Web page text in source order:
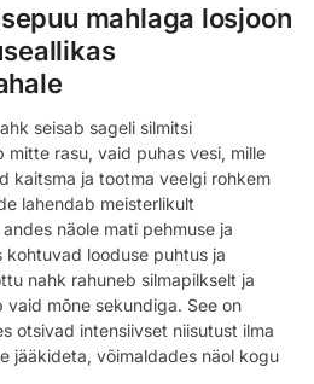
mahlaga losjoon
seisab sageli silmitsi
mitte rasu, vaid puhas vesi, mille
kaitsma ja tootma veelgi rohkem
lahendab meisterlikult
näole mati pehmuse ja
kohtuvad looduse puhtus ja
nahk rahuneb silmapilkselt ja
mõne sekundiga. See on
otsivad intensiivset niisutust ilma
jääkideta, võimaldades näol kogu